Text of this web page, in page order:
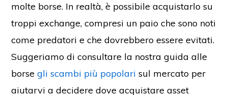
molte borse. In realtà, è possibile acquistarlo su
troppi exchange, compresi un paio che sono noti
come predatori e che dovrebbero essere evitati.
Suggeriamo di consultare la nostra guida alle
borsegli scambi più popolari sul mercato per
aiutarvi a decidere dove acquistare asset